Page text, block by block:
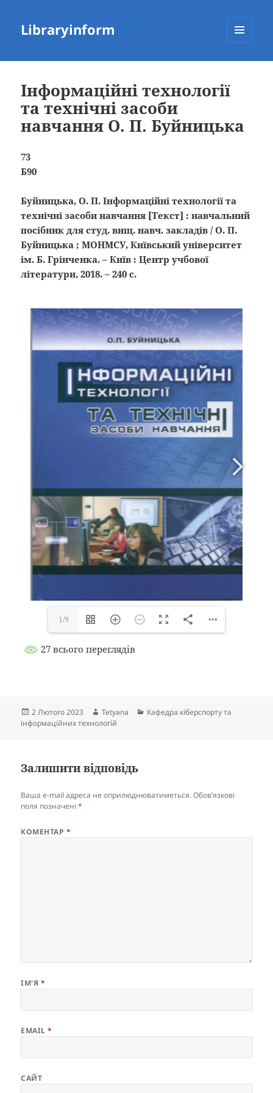
Libraryinform
Інформаційні технології
та технічні засоби
навчання О. П. Буйницька
73
Б90
Буйницька, О. П. Інформаційні технології та
технічні засоби навчання [Текст] : навчальний
посібник для студ. вищ. навч. закладів / О. П.
Буйницька ; МОНМСУ, Київський університет
ім. Б. Грінченка. – Київ : Центр учбової
літератури,2018. – 240 с.
1/9
27 всього переглядів
Опубліковано
2 Лютого 2023 Автор
Tetyana Категорії
Кафедра кіберспорту та
інформаційних технологій
Залишити відповідь
Ваша e-mail адреса не оприлюднюватиметься. Обов’язкові
поля позначені*
КОМЕНТАР *
ІМ'Я *
EMAIL*
САЙТ